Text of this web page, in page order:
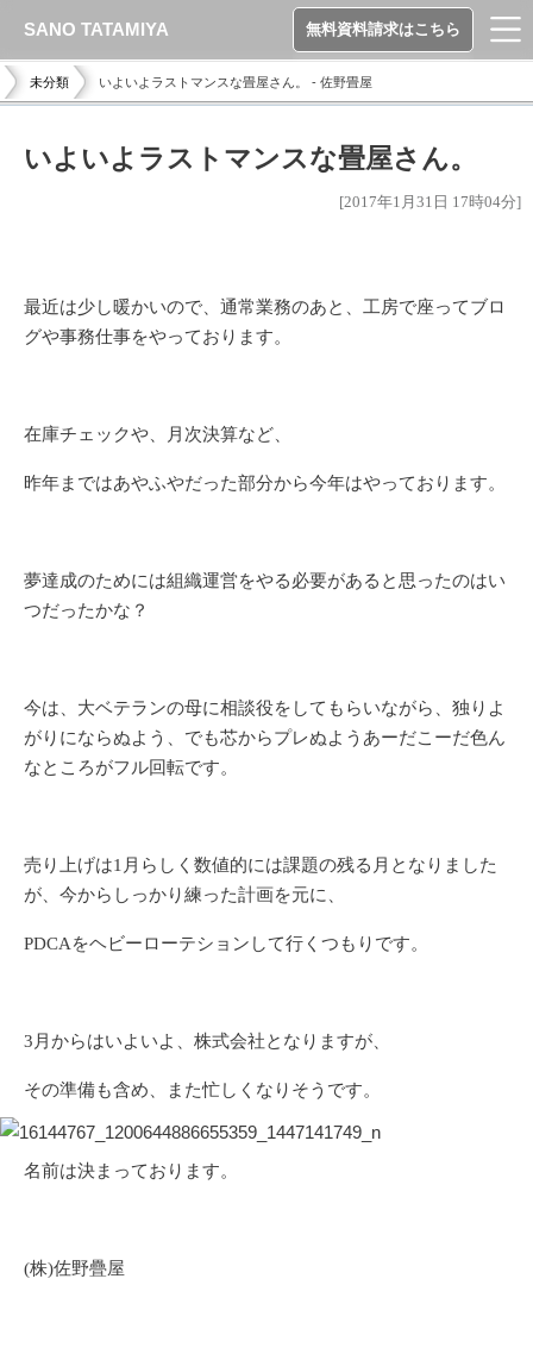
未分類 いよいよラストマンスな畳屋さん。 - 佐野畳屋
いよいよラストマンスな畳屋さん。
[2017年1月31日 17時04分]
最近は少し暖かいので、通常業務のあと、工房で座ってブロ
グや事務仕事をやっております。
在庫チェックや、月次決算など、
昨年まではあやふやだった部分から今年はやっております。
夢達成のためには組織運営をやる必要があると思ったのはい
つだったかな？
今は、大ベテランの母に相談役をしてもらいながら、独りよ
がりにならぬよう、でも芯からプレぬようあーだこーだ色ん
なところがフル回転です。
売り上げは1月らしく数値的には課題の残る月となりました
が、今からしっかり練った計画を元に、
PDCAをヘビーローテションして行くつもりです。
3月からはいよいよ、株式会社となりますが、
その準備も含め、また忙しくなりそうです。
名前は決まっております。
(株)佐野疊屋
SANO TATAMIYA 無料資料請求はこちら